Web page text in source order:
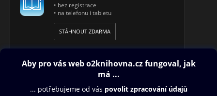
• bez registrace
• na telefonu i tabletu
STÁHNOUT ZDARMA
Obsah ke stažení